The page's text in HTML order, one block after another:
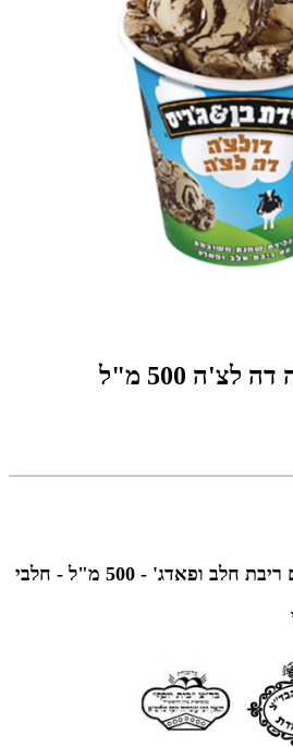
500 מ"ל
ופאדג' - 500 מ"ל - חלבי